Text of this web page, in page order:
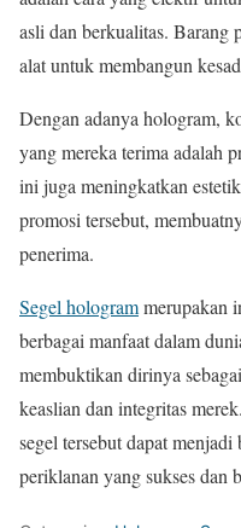
asli dan berkualitas. Barang
alat untuk membangun
Dengan adanya hologram,
yang mereka terima adalah
ini juga meningkatkan
promosi tersebut,
penerima.
Segel hologrammerupakan
berbagai manfaat dalam
membuktikan dirinya
keaslian dan integritas
segel tersebut dapat
periklanan yang sukses dan